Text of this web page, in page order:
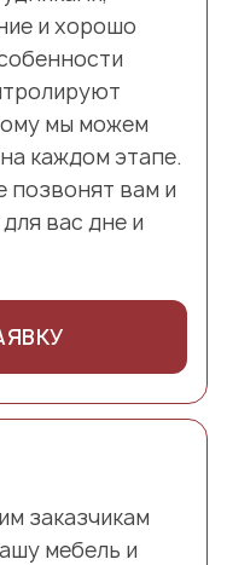
и хорошо
мы можем
каждом этапе.
позвонят вам и
вас дне и
заказчикам
мебель и